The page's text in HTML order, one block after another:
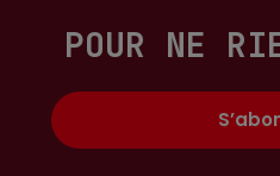
POUR NE